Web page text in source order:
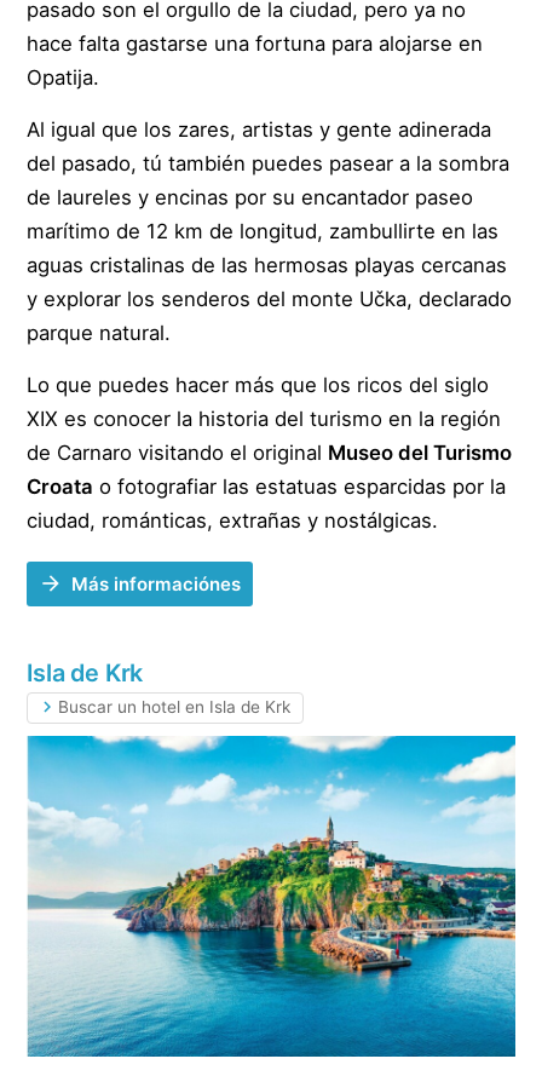
pasado son el orgullo de la ciudad, pero ya no
hace falta gastarse una fortuna para alojarse en
Opatija.
Al igual que los zares, artistas y gente adinerada
del pasado, tú también puedes pasear a la sombra
de laureles y encinas por su encantador paseo
marítimo de 12 km de longitud, zambullirte en las
aguas cristalinas de las hermosas playas cercanas
y explorar los senderos del monte Učka, declarado
parque natural.
Lo que puedes hacer más que los ricos del siglo
XIX es conocer la historia del turismo en la región
de Carnaro visitando el original Museo del Turismo
Croata o fotografiar las estatuas esparcidas por la
ciudad, románticas, extrañas y nostálgicas.
Más informaciónes
Isla de Krk
Buscar un hotel en Isla de Krk